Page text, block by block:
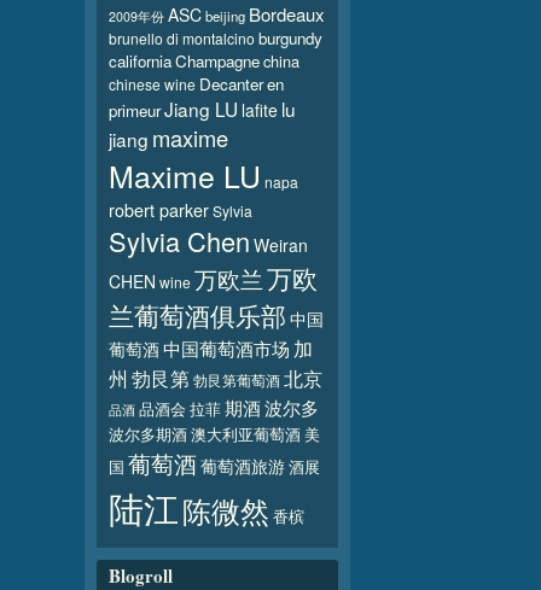
2009年份 ASCbeijing Bordeaux
brunello di montalcinoburgundy
californiaChampagnechina
chinese wine Decanteren
primeurJiang LU lafite lu
jiang maxime
Maxime LU napa
robert parkerSylvia
Sylvia Chen Weiran
CHEN wine万欧兰万欧
兰葡萄酒俱乐部中国
葡萄酒中国葡萄酒市场 加
州 勃艮第勃艮第葡萄酒北京
品酒品酒会 拉菲期酒波尔多
波尔多期酒澳大利亚葡萄酒美
国 葡萄酒葡萄酒旅游酒展
陆江陈微然 香槟
Blogroll